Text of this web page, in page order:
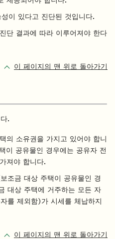
이 있다고 진단된 것입니다.
단 결과에 따라 이루어져야 한다
이 페이지의 맨 위로 돌아가기
.
의 소유권을 가지고 있어야 합니
이 공유물인 경우에는 공유자 전
져야 합니다.
조금 대상 주택이 공유물인 경
대상 주택에 거주하는 모든 자
를 제외함)가 시세를 체납하지
이 페이지의 맨 위로 돌아가기